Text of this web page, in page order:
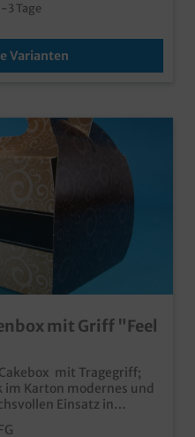
3 Tage
Varianten
mit Griff "Feel
mit Tragegriff;
und
Einsatz in
praktisch